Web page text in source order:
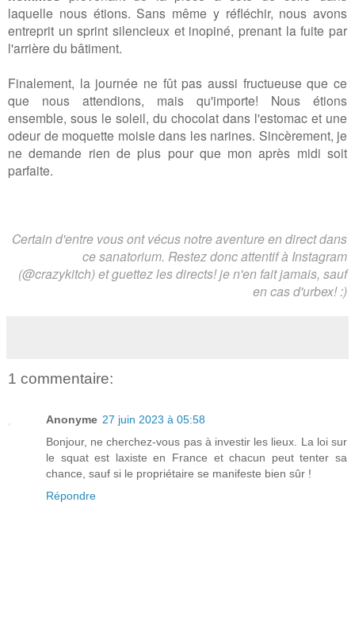
laquelle nous étions. Sans même y réfléchir, nous avons
entreprit un sprint silencieux et inopiné, prenant la fuite par
l'arrière du bâtiment.
Finalement, la journée ne fût pas aussi fructueuse que ce
que nous attendions, mais qu'importe! Nous étions
ensemble, sous le soleil, du chocolat dans l'estomac et une
odeur de moquette moisie dans les narines. Sincèrement, je
ne demande rien de plus pour que mon après midi soit
parfaite.
Certain d'entre vous ont vécus notre aventure en direct dans
ce sanatorium. Restez donc attentif à Instagram
(@crazykitch) et guettez les directs! je n'en fait jamais, sauf
en cas d'urbex! :)
1 commentaire:
Anonyme 27 juin 2023 à 05:58
Bonjour, ne cherchez-vous pas à investir les lieux. La loi sur
le squat est laxiste en France et chacun peut tenter sa
chance, sauf si le propriétaire se manifeste bien sûr !
Répondre